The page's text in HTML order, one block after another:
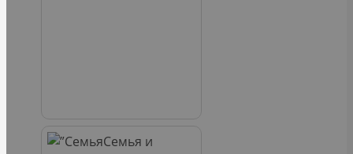
Семья и